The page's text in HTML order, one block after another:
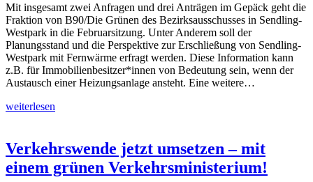
Mit insgesamt zwei Anfragen und drei Anträgen im Gepäck geht die
Fraktion von B90/Die Grünen des Bezirksausschusses in Sendling-
Westpark in die Februarsitzung. Unter Anderem soll der
Planungsstand und die Perspektive zur Erschließung von Sendling-
Westpark mit Fernwärme erfragt werden. Diese Information kann
z.B. für Immobilienbesitzer*innen von Bedeutung sein, wenn der
Austausch einer Heizungsanlage ansteht. Eine weitere…
weiterlesen
Verkehrswende jetzt umsetzen – mit
einem grünen Verkehrsministerium!